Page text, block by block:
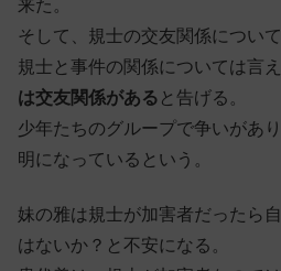
来た。
そして、規士の交友関係につい
規士と事件の関係については言え
は交友関係がある と告げる。
少年たちのグループで争いがあ
明になっているという。
妹の雅は規士が加害者だったら
はないか？と不安になる。